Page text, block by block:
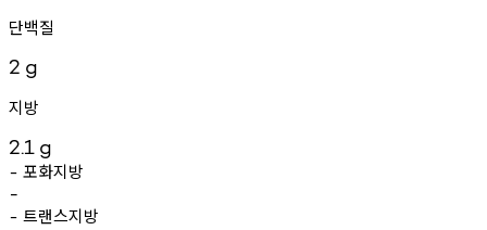
단백질
2 g
지방
2.1 g
- 포화지방
-
- 트랜스지방